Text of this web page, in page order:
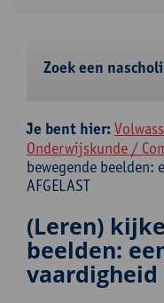
Zoek een
Je bent hier:
Onderwijskunde /
bewegende beelden:
AFGELAST
(Leren)
beelden:
vaardigheid